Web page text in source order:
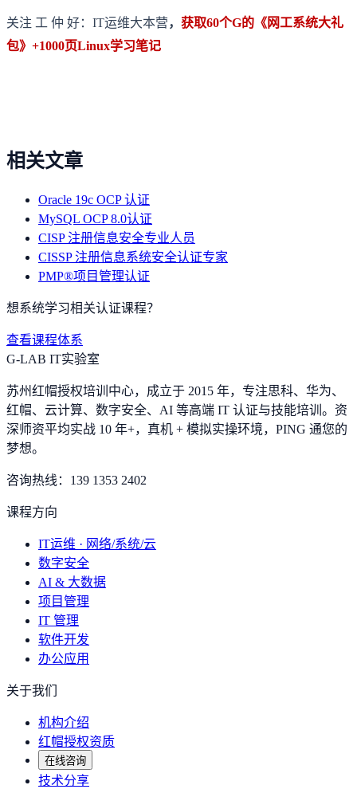
关注 工 仲 好：IT运维大本营， 获取60个G的《网工系统大礼
包》+1000页Linux学习笔记
相关文章
Oracle 19c OCP 认证
MySQL OCP 8.0认证
CISP 注册信息安全专业人员
CISSP 注册信息系统安全认证专家
PMP®项目管理认证
想系统学习相关认证课程？
查看课程体系
G-LAB IT实验室
苏州红帽授权培训中心，成立于 2015 年，专注思科、华为、
红帽、云计算、数字安全、AI 等高端 IT 认证与技能培训。资
深师资平均实战 10 年+，真机 + 模拟实操环境， PING 通您的
梦想。
咨询热线： 139 1353 2402
课程方向
IT运维 · 网络/系统/云
数字安全
AI & 大数据
项目管理
IT 管理
软件开发
办公应用
关于我们
机构介绍
红帽授权资质
在线咨询
技术分享